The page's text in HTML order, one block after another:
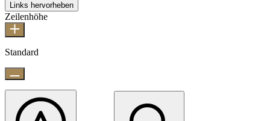
Links hervorheben
Zeilenhöhe
Standard